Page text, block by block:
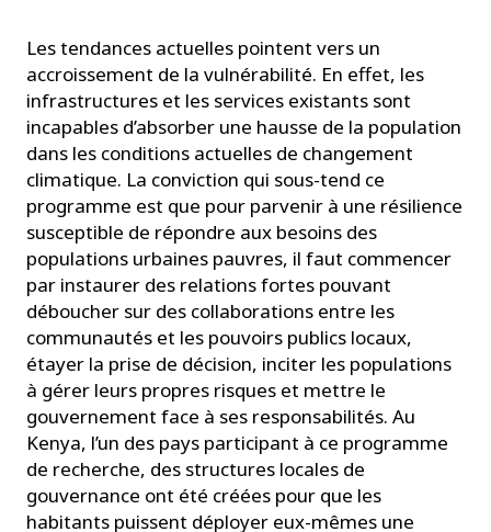
Les tendances actuelles pointent vers un
accroissement de la vulnérabilité. En effet, les
infrastructures et les services existants sont
incapables d’absorber une hausse de la population
dans les conditions actuelles de changement
climatique. La conviction qui sous-tend ce
programme est que pour parvenir à une résilience
susceptible de répondre aux besoins des
populations urbaines pauvres, il faut commencer
par instaurer des relations fortes pouvant
déboucher sur des collaborations entre les
communautés et les pouvoirs publics locaux,
étayer la prise de décision, inciter les populations
à gérer leurs propres risques et mettre le
gouvernement face à ses responsabilités. Au
Kenya, l’un des pays participant à ce programme
de recherche, des structures locales de
gouvernance ont été créées pour que les
habitants puissent déployer eux-mêmes une